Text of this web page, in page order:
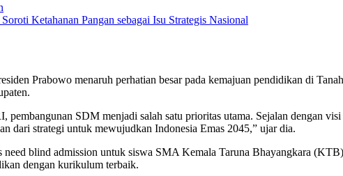
Ketahanan Pangan sebagai Isu Strategis Nasional
Prabowo menaruh perhatian besar pada kemajuan pendidikan di
SDM menjadi salah satu prioritas utama. Sejalan dengan
dari strategi untuk mewujudkan Indonesia Emas 2045,” ujar dia.
blind admission untuk siswa SMA Kemala Taruna Bhayangkara
dengan kurikulum terbaik.